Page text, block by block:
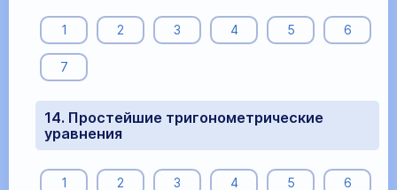
1 2 3 4 5 6
7
14. Простейшие тригонометрические
уравнения
1 2 3 4 5 6